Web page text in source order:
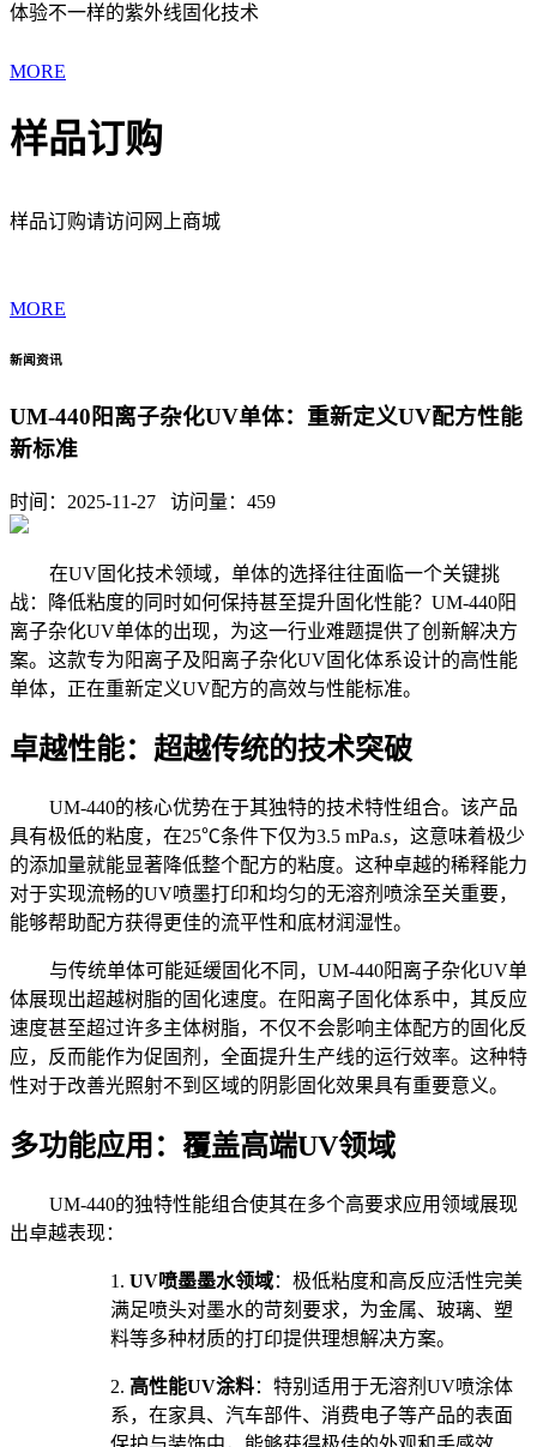
体验不一样的紫外线固化技术
MORE
样品订购
样品订购请访问网上商城
MORE
新闻资讯
UM-440阳离子杂化UV单体：重新定义UV配方性能
新标准
时间：2025-11-27 访问量： 459
在UV固化技术领域， 单体的选择往往面临一个关键挑
战：降低粘度的同时如何保持甚至提升固化性能？ UM-440阳
离子杂化UV单体的出现，为这一行业难题提供了创新解决方
案。这款专为阳离子及阳离子杂化UV固化体系设计的高性能
单体，正在重新定义UV配方的高效与性能标准。
卓越性能：超越传统的技术突破
UM-440的核心优势在于其独特的技术特性组合。该产品
具有极低的粘度，在25℃条件下仅为3.5 mPa.s，这意味着极少
的添加量就能显著降低整个配方的粘度。这种卓越的稀释能力
对于实现流畅的UV喷墨打印和均匀的无溶剂喷涂至关重要，
能够帮助配方获得更佳的流平性和底材润湿性。
与传统单体可能延缓固化不同， UM-440阳离子杂化UV单
体展现出超越树脂的固化速度。在阳离子固化体系中，其反应
速度甚至超过许多主体树脂，不仅不会影响主体配方的固化反
应，反而能作为促固剂，全面提升生产线的运行效率。这种特
性对于改善光照射不到区域的阴影固化效果具有重要意义。
多功能应用：覆盖高端UV领域
UM-440的独特性能组合使其在多个高要求应用领域展现
出卓越表现：
1. UV喷墨墨水领域：极低粘度和高反应活性完美
满足喷头对墨水的苛刻要求，为金属、玻璃、塑
料等多种材质的打印提供理想解决方案。
2. 高性能UV涂料：特别适用于无溶剂 UV喷涂体
系，在家具、汽车部件、消费电子等产品的表面